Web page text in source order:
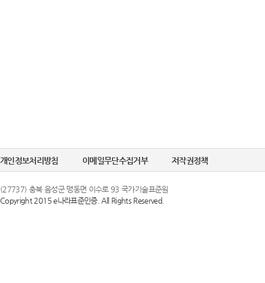
개인정보처리방침 이메일무단수집거부 저작권정책
(27737) 충북 음성군 맹동면 이수로 93 국가기술표준원
Copyright 2015 e나라표준인증. All Rights Reserved.